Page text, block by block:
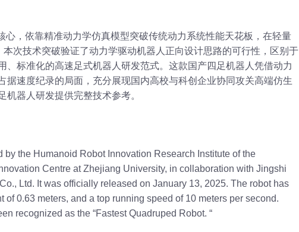
，依靠精准动力学仿真模型突破传统动力系统性能天花板，在轻量
次技术突破验证了动力学驱动机器人正向设计思路的可行性，区别于
标准化的高速足式机器人研发范式。这款国产四足机器人凭借动力
速度纪录的局面，充分展现国内高校与科创企业协同攻关高端仿生
器人研发提供完整技术参考。
the Humanoid Robot Innovation Research Institute of the
Centre at Zhejiang University, in collaboration with Jingshi
Ltd. It was officially released on January 13, 2025. The robot has
0.63 meters, and a top running speed of 10 meters per second.
recognized as the “Fastest Quadruped Robot. “